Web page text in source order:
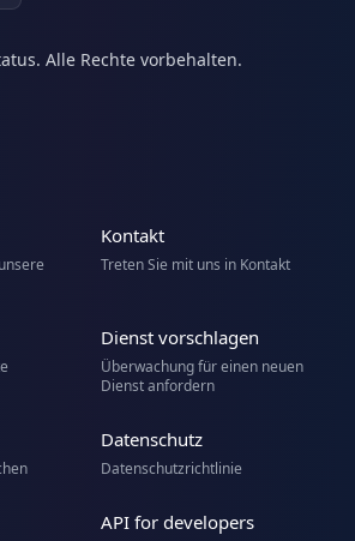
Alle Rechte vorbehalten.
Kontakt
Treten Sie mit uns in Kontakt
Dienst vorschlagen
Überwachung für einen neuen
Dienst anfordern
Datenschutz
Datenschutzrichtlinie
API for developers